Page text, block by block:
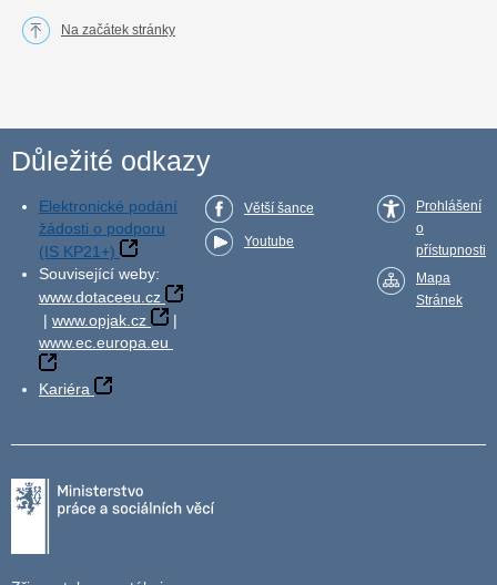
Na začátek stránky
Důležité odkazy
Elektronické podání
žádosti o podporu
(IS KP21+)
Související weby:
www.dotaceeu.cz
| www.opjak.cz
|
www.ec.europa.eu
Kariéra
Větší šance
Youtube
Prohlášení
o
přístupnosti
Mapa
Stránek